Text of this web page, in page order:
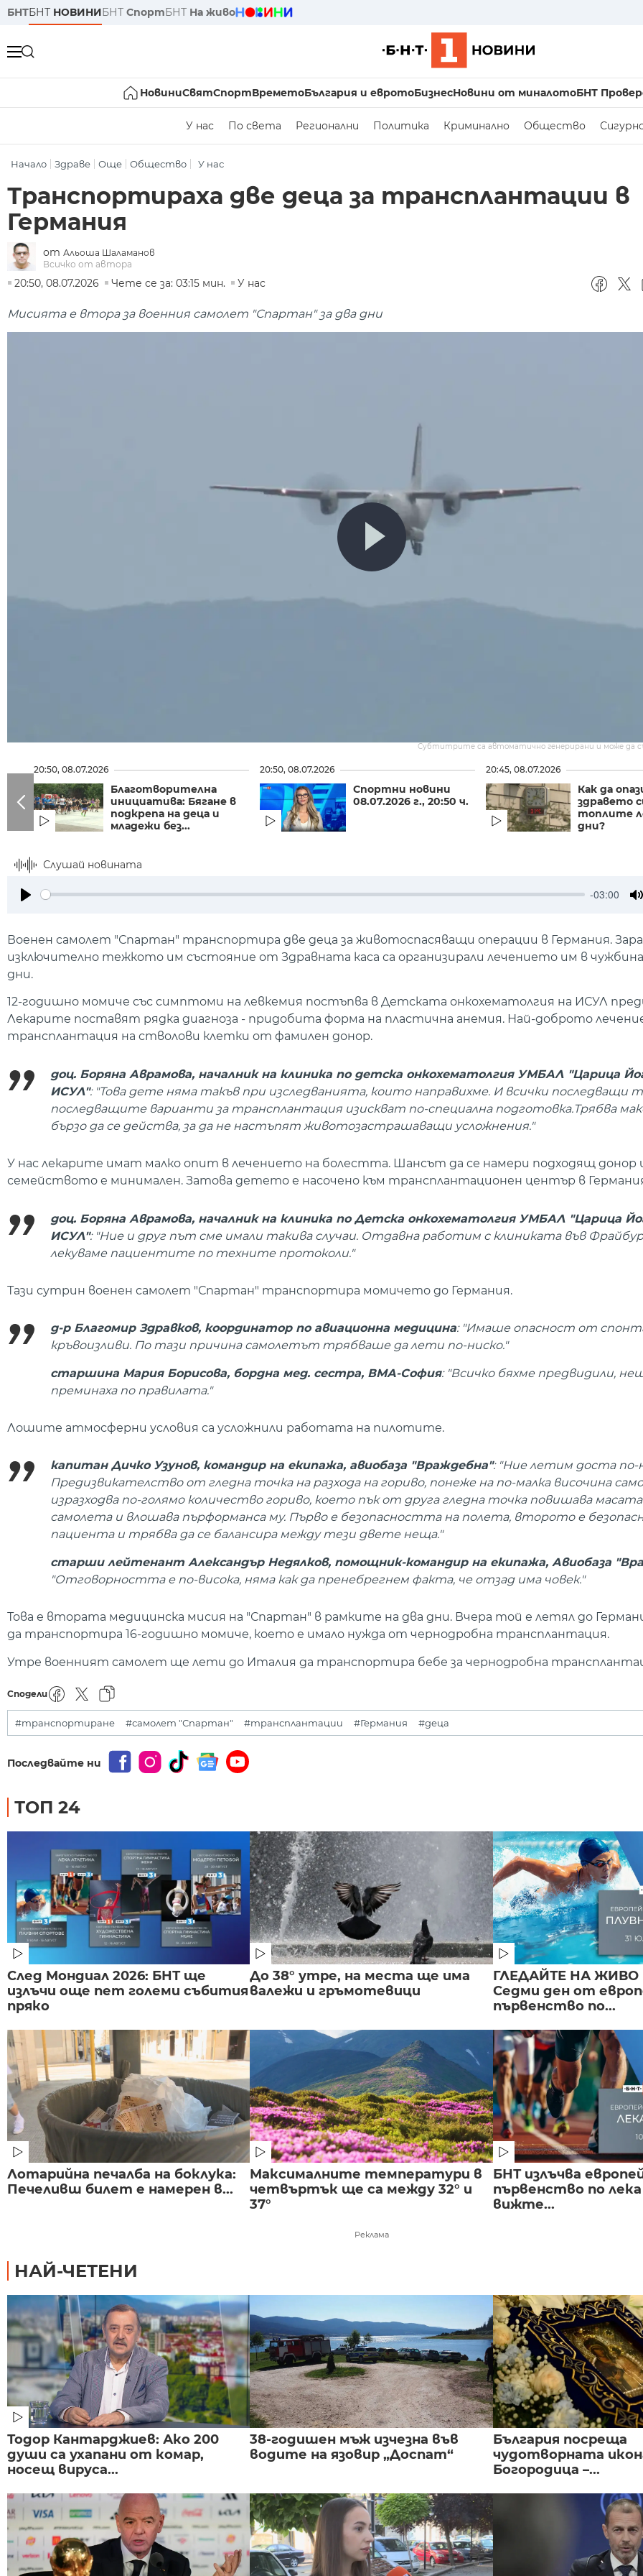
БНТБНТ НОВИНИБНТ СпортБНТ На живо
НовиниСвятСпортВреметоБългария и евротоБизнесНовини от миналотоБНТ
У нас По света Регионални Политика Криминално Общество
Начало Здраве Още Общество У нас
Транспортираха две деца за трансплантации в
Германия
от Альоша Шаламанов
Всичко от автора
20:50, 08.07.2026
Чете се за: 03:15 мин. У нас
Мисията е втора за военния самолет "Спартан" за два дни
Субтитрите са автоматично генерирани и може да
20:50, 08.07.2026
Благотворителна
инициатива: Бягане в
подкрепа на деца и
младежи без...
20:50, 08.07.2026
Спортни новини
08.07.2026 г., 20:50 ч.
20:45, 08.07.2026
Как да
здравето
топлите
дни?
Слушай новината
-03:00
Военен самолет "Спартан" транспортира две деца за животоспасяващи операции в Германия.
изключително тежкото им състояние от Здравната каса са организирали лечението им в чужбина
дни.
12-годишно момиче със симптоми на левкемия постъпва в Детската онкохематолгия на ИСУЛ
Лекарите поставят рядка диагноза - придобита форма на пластична анемия. Най-доброто
трансплантация на стволови клетки от фамилен донор.
доц. Боряна Аврамова, началник на клиника по детска онкохематолгия УМБАЛ "Царица
ИСУЛ": "Това дете няма такъв при изследванията, които направихме. И всички последващи
последващите варианти за трансплантация изискват по-специална подготовка.Трябва
бързо да се действа, за да не настъпят животозастрашаващи усложнения."
У нас лекарите имат малко опит в лечението на болестта. Шансът да се намери подходящ донор
семейството е минимален. Затова детето е насочено към трансплантационен център в
доц. Боряна Аврамова, началник на клиника по Детска онкохематолгия УМБАЛ "Царица
ИСУЛ": "Ние и друг път сме имали такива случаи. Отдавна работим с клиниката във
лекуваме пациентите по техните протоколи."
Тази сутрин военен самолет "Спартан" транспортира момичето до Германия.
д-р Благомир Здравков, координатор по авиационна медицина: "Имаше опасност от
кръвоизливи. По тази причина самолетът трябваше да лети по-ниско."
старшина Мария Борисова, бордна мед. сестра, ВМА-София: "Всичко бяхме предвидили,
преминаха по правилата."
Лошите атмосферни условия са усложнили работата на пилотите.
капитан Дичко Узунов, командир на екипажа, авиобаза "Враждебна": "Ние летим доста по-
Предизвикателство от гледна точка на разхода на гориво, понеже на по-малка височина
изразходва по-голямо количество гориво, което пък от друга гледна точка повишава
самолета и влошава пърформанса му. Първо е безопасността на полета, второто е
пациента и трябва да се балансира между тези двете неща."
старши лейтенант Александър Недялков, помощник-командир на екипажа, Авиобаза
"Отговорността е по-висока, няма как да пренебрегнем факта, че отзад има човек."
Това е втората медицинска мисия на "Спартан" в рамките на два дни. Вчера той е летял до
да транспортира 16-годишно момиче, което е имало нужда от чернодробна трансплантация.
Утре военният самолет ще лети до Италия да транспортира бебе за чернодробна
Сподели
#транспортиране #самолет "Спартан" #трансплантации #Германия #деца
Последвайте ни
ТОП 24
След Мондиал 2026: БНТ ще
излъчи още пет големи събития
пряко
До 38° утре, на места ще има
валежи и гръмотевици
ГЛЕДАЙТЕ НА ЖИВО
Седми ден от
първенство по...
Лотарийна печалба на боклука:
Печеливш билет е намерен в...
Максималните температури в
четвъртък ще са между 32° и
37°
БНТ излъчва
първенство по
вижте...
Реклама
НАЙ-ЧЕТЕНИ
Тодор Кантарджиев: Ако 200
души са ухапани от комар,
носещ вируса...
38-годишен мъж изчезна във
водите на язовир „Доспат“
България посреща
чудотворната
Богородица –...